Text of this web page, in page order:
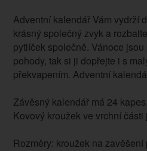
Adventní kalendář Vám vydrží
krásný společný zvyk a
pytlíček společně. Vánoce
pohody, tak si ji dopřejte i s
překvapením. Adventní
Závěsný kalendář má 24
Kovový kroužek ve vrchní
Rozměry: kroužek na